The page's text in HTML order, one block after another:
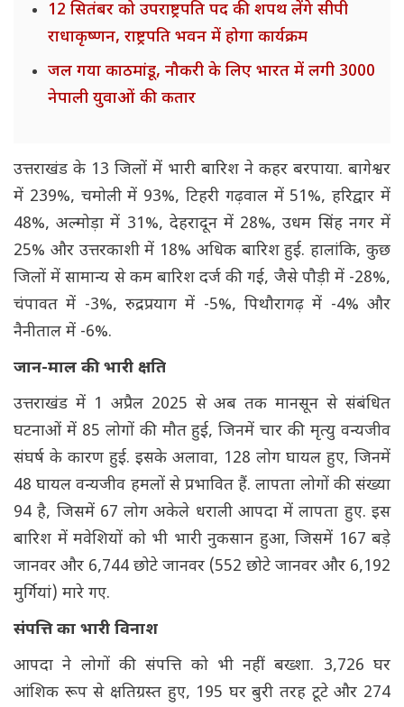
12 सितंबर को उपराष्ट्रपति पद की शपथ लेंगे सीपी
राधाकृष्णन, राष्ट्रपति भवन में होगा कार्यक्रम
जल गया काठमांडू, नौकरी के लिए भारत में लगी 3000
नेपाली युवाओं की कतार
उत्तराखंड के 13 जिलों में भारी बारिश ने कहर बरपाया. बागेश्वर
में 239%, चमोली में 93%, टिहरी गढ़वाल में 51%, हरिद्वार में
48%, अल्मोड़ा में 31%, देहरादून में 28%, उधम सिंह नगर में
25% और उत्तरकाशी में 18% अधिक बारिश हुई. हालांकि, कुछ
जिलों में सामान्य से कम बारिश दर्ज की गई, जैसे पौड़ी में -28%,
चंपावत में -3%, रुद्रप्रयाग में -5%, पिथौरागढ़ में -4% और
नैनीताल में -6%.
जान-माल की भारी क्षति
उत्तराखंड में 1 अप्रैल 2025 से अब तक मानसून से संबंधित
घटनाओं में 85 लोगों की मौत हुई, जिनमें चार की मृत्यु वन्यजीव
संघर्ष के कारण हुई. इसके अलावा, 128 लोग घायल हुए, जिनमें
48 घायल वन्यजीव हमलों से प्रभावित हैं. लापता लोगों की संख्या
94 है, जिसमें 67 लोग अकेले धराली आपदा में लापता हुए. इस
बारिश में मवेशियों को भी भारी नुकसान हुआ, जिसमें 167 बड़े
जानवर और 6,744 छोटे जानवर (552 छोटे जानवर और 6,192
मुर्गियां) मारे गए.
संपत्ति का भारी विनाश
आपदा ने लोगों की संपत्ति को भी नहीं बख्शा. 3,726 घर
आंशिक रूप से क्षतिग्रस्त हुए, 195 घर बुरी तरह टूटे और 274